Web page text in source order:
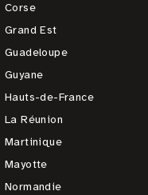
Corse
Grand Est
Guadeloupe
Guyane
Hauts-de-France
La Réunion
Martinique
Mayotte
Normandie